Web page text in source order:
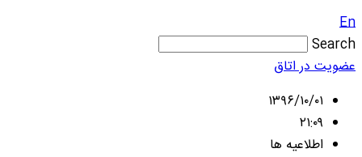
En
Search
عضویت در اتاق
۱۳۹۶/۱۰/۰۱
۲۱:۰۹
اطلاعیه ها